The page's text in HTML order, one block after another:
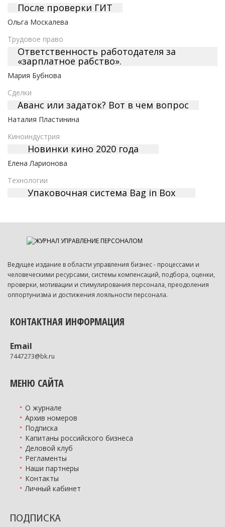
После проверки ГИТ
Ольга Москалева
Трудовое право
Ответственность работодателя за
«зарплатное рабство».
Мария Бубнова
Сделки
Аванс или задаток? Вот в чем вопрос
Наталия Пластинина
Киноиндустрия
Новинки кино 2020 года
Елена Ларионова
Технологии
Упаковочная система Bag in Box
Ведущее издание в области управления бизнес - процессами и
человеческими ресурсами, системы компенсаций, подбора, оценки,
проверки, мотивации и стимулирования персонала, преодоления
оппортунизма и достижения лояльности персонала.
КОНТАКТНАЯ ИНФОРМАЦИЯ
Email
7447273@bk.ru
МЕНЮ САЙТА
О журнале
Архив номеров
Подписка
Капитаны российского бизнеса
Деловой клуб
Регламенты
Наши партнеры
Контакты
Личный кабинет
ПОДПИСКА